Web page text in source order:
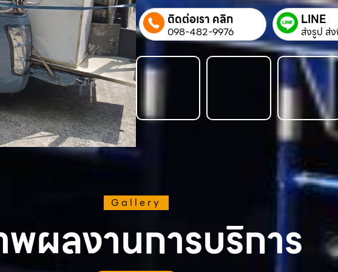
ติดต่อเรา คลิก
098-482-9976
LINE
ส่งรูป ส่
Gallery
ผลงานการบริการ